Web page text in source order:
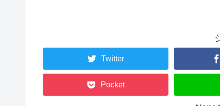
Twitter
Pocket